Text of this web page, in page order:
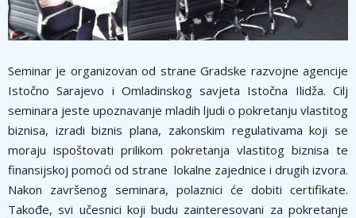
Seminar je organizovan od strane Gradske razvojne agencije
Istočno Sarajevo i Omladinskog savjeta Istočna Ilidža. Cilj
seminara jeste upoznavanje mladih ljudi o pokretanju vlastitog
biznisa, izradi biznis plana, zakonskim regulativama koji se
moraju ispoštovati prilikom pokretanja vlastitog biznisa te
finansijskoj pomoći od strane lokalne zajednice i drugih izvora.
Nakon završenog seminara, polaznici će dobiti certifikate.
Takođe, svi učesnici koji budu zainteresovani za pokretanje